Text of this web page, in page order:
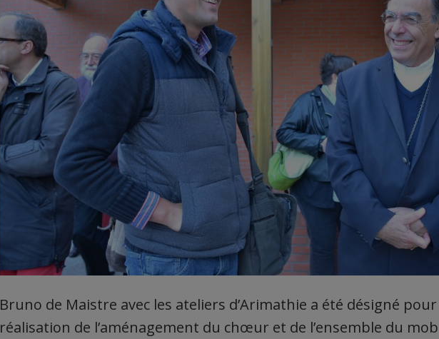
Bruno de Maistre avec les ateliers d’Arimathie a été désigné
réalisation de l’aménagement du chœur et de l’ensemble du